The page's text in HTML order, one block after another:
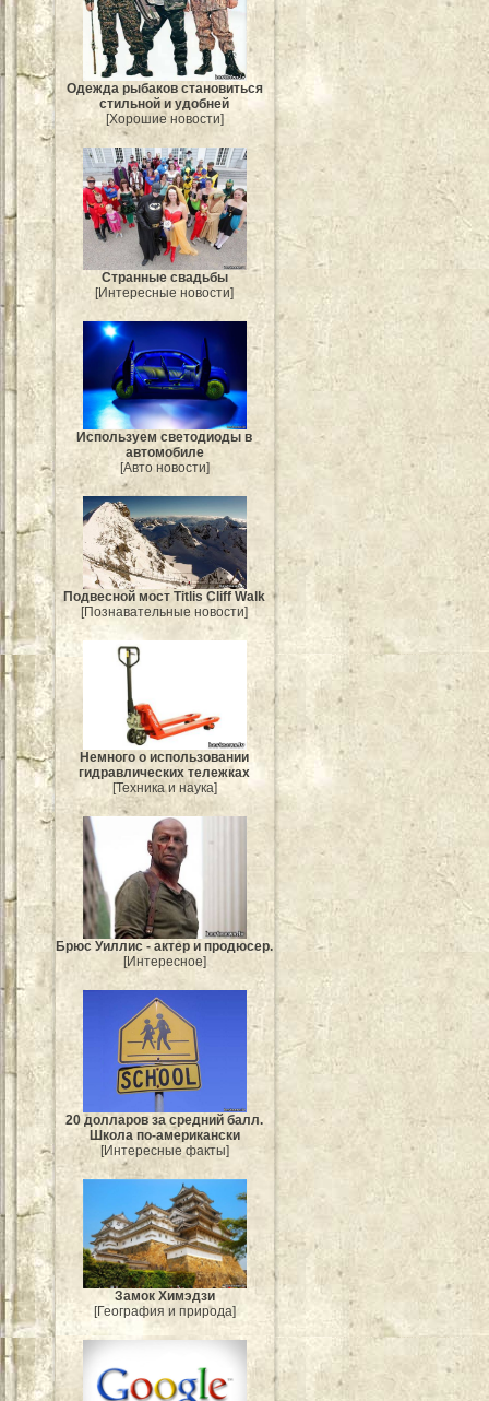
Одежда рыбаков становиться
стильной и удобней
[Хорошие новости]
Странные свадьбы
[Интересные новости]
Используем светодиоды в
автомобиле
[Авто новости]
Подвесной мост Titlis Cliff Walk
[Познавательные новости]
Немного о использовании
гидравлических тележках
[Техника и наука]
Брюс Уиллис - актер и продюсер.
[Интересное]
20 долларов за средний балл.
Школа по-американски
[Интересные факты]
Замок Химэдзи
[География и природа]